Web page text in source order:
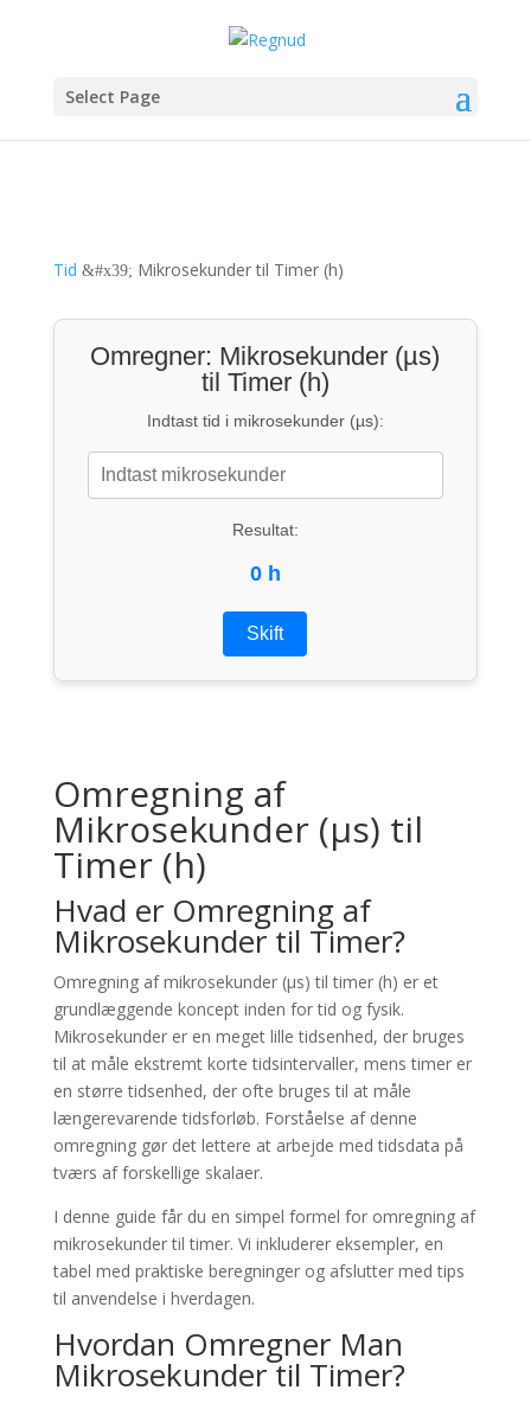
Select Page
Tid &#x39; Mikrosekunder til Timer (h)
Omregner: Mikrosekunder (µs)
til Timer (h)
Indtast tid i mikrosekunder (µs):
Resultat:
0 h
Skift
Omregning af
Mikrosekunder (µs) til
Timer (h)
Hvad er Omregning af
Mikrosekunder til Timer?
Omregning af mikrosekunder (µs) til timer (h) er et
grundlæggende koncept inden for tid og fysik.
Mikrosekunder er en meget lille tidsenhed, der bruges
til at måle ekstremt korte tidsintervaller, mens timer er
en større tidsenhed, der ofte bruges til at måle
længerevarende tidsforløb. Forståelse af denne
omregning gør det lettere at arbejde med tidsdata på
tværs af forskellige skalaer.
I denne guide får du en simpel formel for omregning af
mikrosekunder til timer. Vi inkluderer eksempler, en
tabel med praktiske beregninger og afslutter med tips
til anvendelse i hverdagen.
Hvordan Omregner Man
Mikrosekunder til Timer?